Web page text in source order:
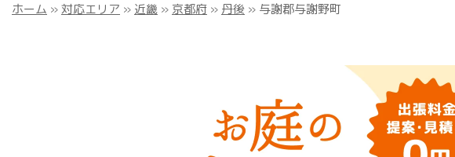
ホーム »対応エリア » 近畿 » 京都府 » 丹後 » 与謝郡与謝野町